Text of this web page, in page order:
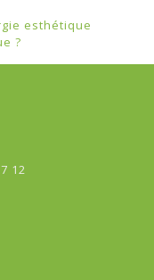
esthétique
?
12